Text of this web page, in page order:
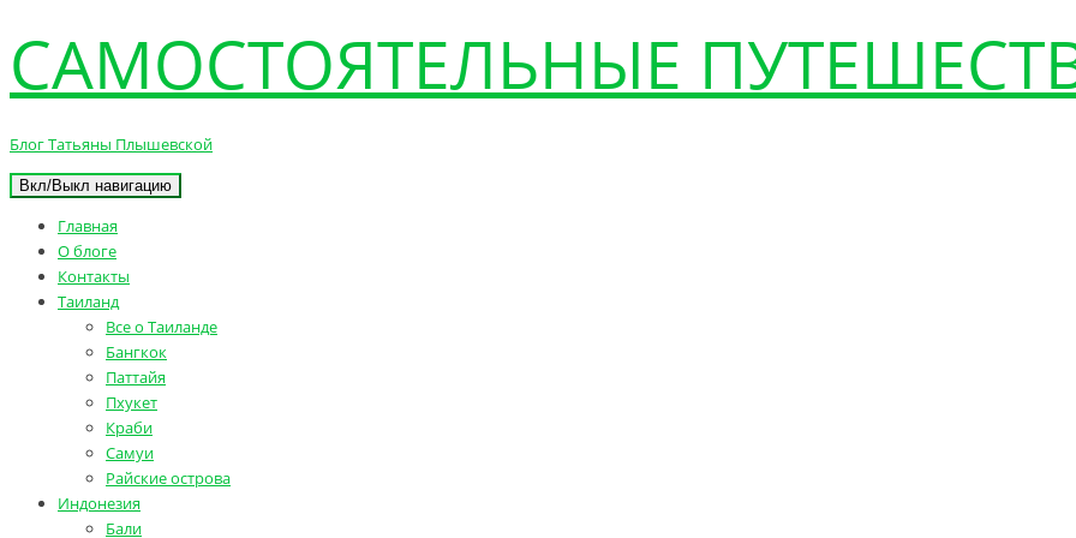
САМОСТОЯТЕЛЬНЫЕ
Блог Татьяны Плышевской
Вкл/Выкл навигацию
Главная
О блоге
Контакты
Таиланд
Все о Таиланде
Бангкок
Паттайя
Пхукет
Краби
Самуи
Райские острова
Индонезия
Бали